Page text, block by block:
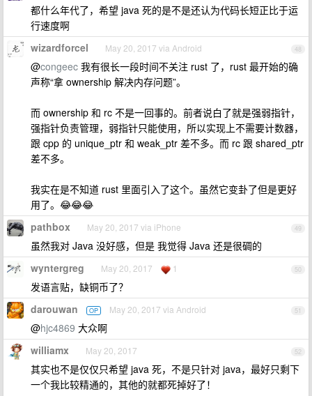
都什么年代了，希望 java 死的是不是还认为代码长短正比于运
行速度啊
48
wizardforcel May 20, 2017 via Android
@congeec 我有很长一段时间不关注 rust 了，rust 最开始的确
声称“拿 ownership 解决内存问题”。
而 ownership 和 rc 不是一回事的。前者说白了就是强弱指针，
强指针负责管理，弱指针只能使用，所以实现上不需要计数器，
跟 cpp 的 unique_ptr 和 weak_ptr 差不多。而 rc 跟 shared_ptr
差不多。
我实在是不知道 rust 里面引入了这个。虽然它变卦了但是更好
用了。😂😂😂
49
pathbox May 20, 2017 via iPhone
虽然我对 Java 没好感，但是 我觉得 Java 还是很碉的
50
wyntergreg May 20, 2017 1
发语言贴，缺铜币了？
51
darouwan OP May 20, 2017 via Android
@hjc4869 大众啊
52
williamx May 20, 2017
其实也不是仅仅只希望 java 死，不是只针对 java，最好只剩下
一个我比较精通的，其他的就都死掉好了！